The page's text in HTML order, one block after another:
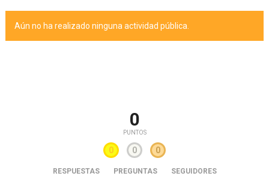
Aún no ha realizado ninguna actividad pública.
0
PUNTOS
0 0 0
RESPUESTAS PREGUNTAS SEGUIDORES